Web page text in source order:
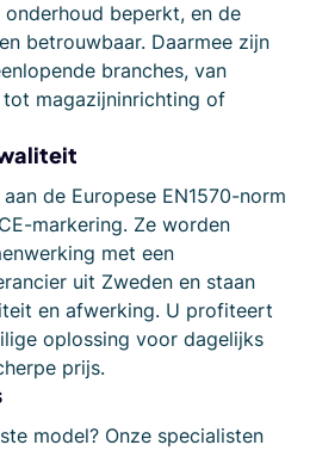
beperkt, en de
betrouwbaar. Daarmee zijn
branches, van
magazijninrichting of
de Europese EN1570-norm
markering. Ze worden
met een
uit Zweden en staan
en afwerking. U profiteert
oplossing voor dagelijks
prijs.
model? Onze specialisten